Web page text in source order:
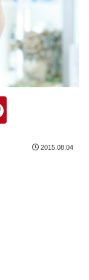
2015.08.04